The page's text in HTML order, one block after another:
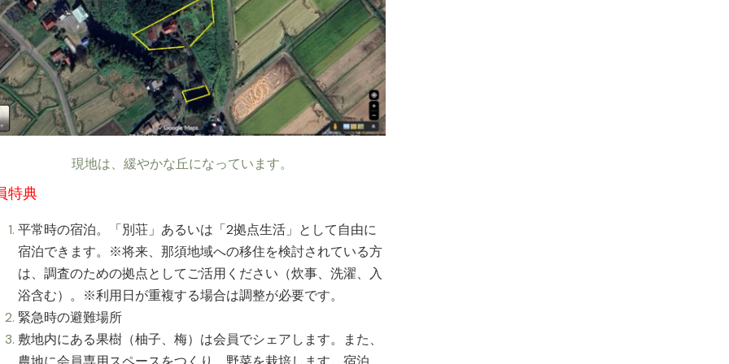
現地は、緩やかな丘になっています。
特典
平常時の宿泊。「別荘」あるいは「2拠点生活」として自由に
宿泊できます。※将来、那須地域への移住を検討されている方
は、調査のための拠点としてご活用ください（炊事、洗濯、入
浴含む）。※利用日が重複する場合は調整が必要です。
緊急時の避難場所
敷地内にある果樹（柚子、梅）は会員でシェアします。また、